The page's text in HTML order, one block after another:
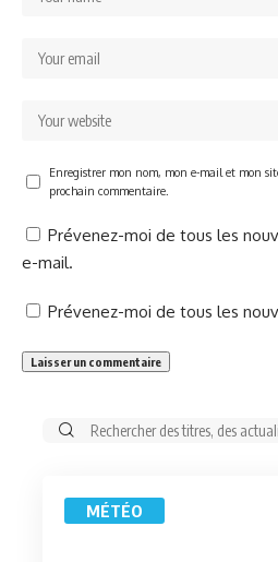
Enregistrer mon nom, mon e-mail et mon
prochain commentaire.
Prévenez-moi de tous les
e-mail.
Prévenez-moi de tous les
Rechercher:
MÉTÉO